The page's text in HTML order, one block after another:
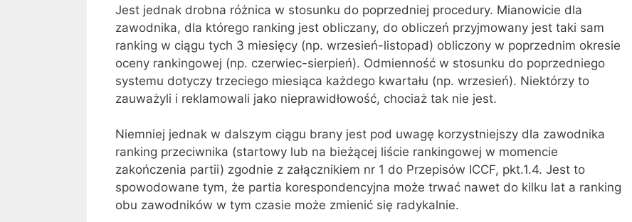
Jest jednak drobna różnica w stosunku do poprzedniej procedury. Mianowicie dla
zawodnika, dla którego ranking jest obliczany, do obliczeń przyjmowany jest taki sam
ranking w ciągu tych 3 miesięcy (np. wrzesień-listopad) obliczony w poprzednim okresie
oceny rankingowej (np. czerwiec-sierpień). Odmienność w stosunku do poprzedniego
systemu dotyczy trzeciego miesiąca każdego kwartału (np. wrzesień). Niektórzy to
zauważyli i reklamowali jako nieprawidłowość, chociaż tak nie jest.
Niemniej jednak w dalszym ciągu brany jest pod uwagę korzystniejszy dla zawodnika
ranking przeciwnika (startowy lub na bieżącej liście rankingowej w momencie
zakończenia partii) zgodnie z załącznikiem nr 1 do Przepisów ICCF, pkt.1.4. Jest to
spowodowane tym, że partia korespondencyjna może trwać nawet do kilku lat a ranking
obu zawodników w tym czasie może zmienić się radykalnie.